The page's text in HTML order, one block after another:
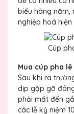
biểu hàng năm,
nghiệp hoá
Cúp
Mua cúp pha
Sau khi ra
dịp gặp gỡ
phải mất đến
các lễ kỷ niệm